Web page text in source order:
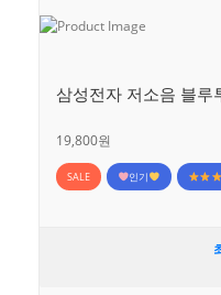
삼성전자 저소음 블
19,800원
SALE 인기